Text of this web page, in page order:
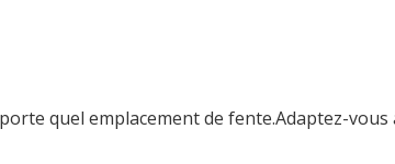
quel emplacement de fente.Adaptez-vous